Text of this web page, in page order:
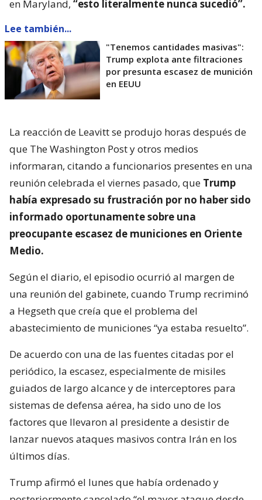
en Maryland, “esto literalmente nunca sucedió”.
Lee también...
"Tenemos cantidades masivas":
Trump explota ante filtraciones
por presunta escasez de munición
en EEUU
La reacción de Leavitt se produjo horas después de
que The Washington Post y otros medios
informaran, citando a funcionarios presentes en una
reunión celebrada el viernes pasado, que Trump
había expresado su frustración por no haber sido
informado oportunamente sobre una
preocupante escasez de municiones en Oriente
Medio.
Según el diario, el episodio ocurrió al margen de
una reunión del gabinete, cuando Trump recriminó
a Hegseth que creía que el problema del
abastecimiento de municiones “ya estaba resuelto”.
De acuerdo con una de las fuentes citadas por el
periódico, la escasez, especialmente de misiles
guiados de largo alcance y de interceptores para
sistemas de defensa aérea, ha sido uno de los
factores que llevaron al presidente a desistir de
lanzar nuevos ataques masivos contra Irán en los
últimos días.
Trump afirmó el lunes que había ordenado y